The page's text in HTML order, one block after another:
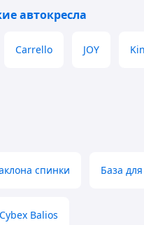
автокресла
Carrello JOY
спинки База
Balios